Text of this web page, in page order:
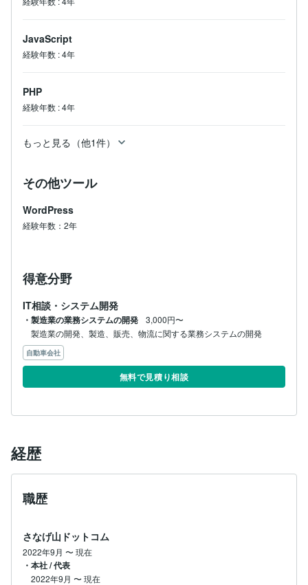
JavaScript
経験年数 :4年
PHP
経験年数 :4年
もっと見る（他1件）
その他ツール
WordPress
経験年数：2年
得意分野
IT相談・システム開発
・製造業の業務システムの開発
3,000円〜
製造業の開発、製造、販売、物流に関する業務システムの開発
自動車会社
無料で見積り相談
経歴
職歴
さなげ山ドットコム
2022年9月 〜現在
・本社 / 代表
2022年9月 〜現在